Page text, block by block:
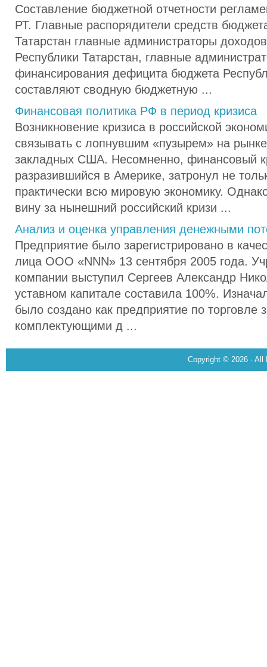
Составление бюджетной отчетности
РТ. Главные распорядители средств
Татарстан главные администраторы
Республики Татарстан, главные
финансирования дефицита бюджета
составляют сводную бюджетную ...
Финансовая политика РФ в период кризиса
Возникновение кризиса в российской
связывать с лопнувшим «пузырем» на
закладных США. Несомненно, финансовый
разразившийся в Америке, затронул не
практически всю мировую экономику.
вину за нынешний российский кризи ...
Анализ и оценка управления денежными
Предприятие было зарегистрировано в
лица ООО «NNN» 13 сентября 2005 года.
компании выступил Сергеев Александр
уставном капитале составила 100%.
было создано как предприятие по торговле
комплектующими д ...
Copyright © 2026 - All